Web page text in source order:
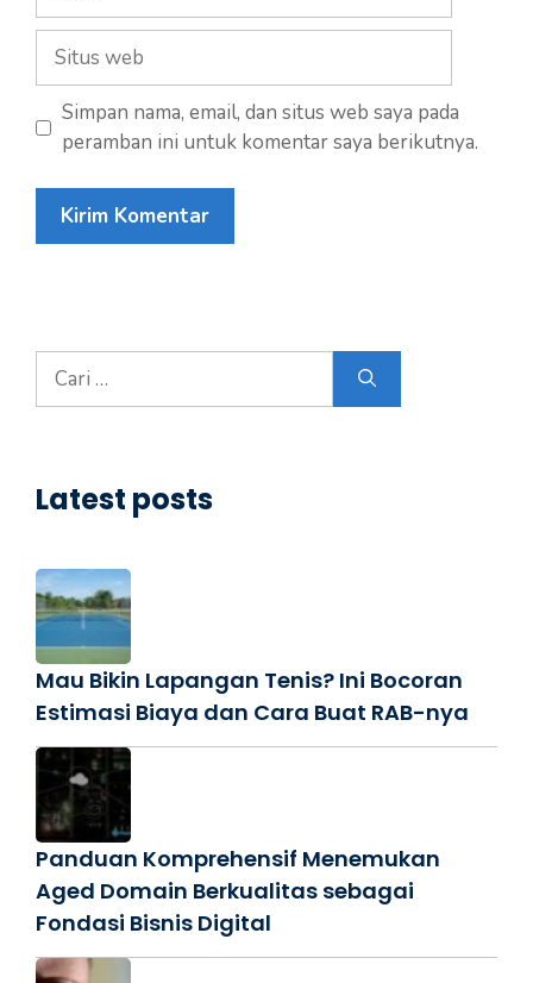
Situs
web
Simpan nama, email, dan situs web saya pada
peramban ini untuk komentar saya berikutnya.
Cari
untuk:
Latest posts
Mau Bikin Lapangan Tenis? Ini Bocoran
Estimasi Biaya dan Cara Buat RAB-nya
Panduan Komprehensif Menemukan
Aged Domain Berkualitas sebagai
Fondasi Bisnis Digital